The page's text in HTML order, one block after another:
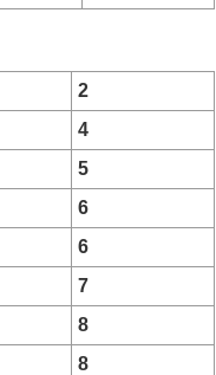
2
4
5
6
6
7
8
8